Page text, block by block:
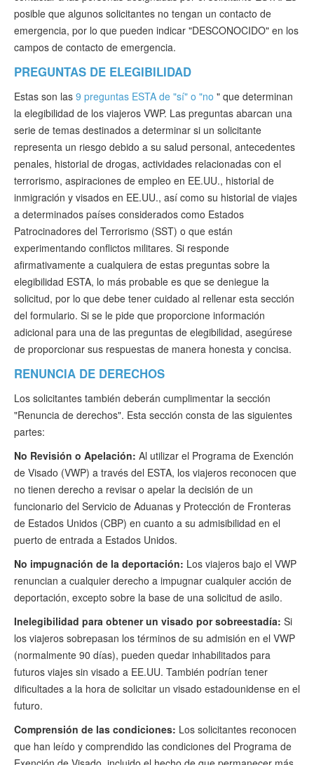
posible que algunos solicitantes no tengan un contacto de
emergencia, por lo que pueden indicar "DESCONOCIDO" en los
campos de contacto de emergencia.
PREGUNTAS DE ELEGIBILIDAD
Estas son las 9 preguntas ESTA de "sí" o "no " que determinan
la elegibilidad de los viajeros VWP. Las preguntas abarcan una
serie de temas destinados a determinar si un solicitante
representa un riesgo debido a su salud personal, antecedentes
penales, historial de drogas, actividades relacionadas con el
terrorismo, aspiraciones de empleo en EE.UU., historial de
inmigración y visados en EE.UU., así como su historial de viajes
a determinados países considerados como Estados
Patrocinadores del Terrorismo (SST) o que están
experimentando conflictos militares. Si responde
afirmativamente a cualquiera de estas preguntas sobre la
elegibilidad ESTA, lo más probable es que se deniegue la
solicitud, por lo que debe tener cuidado al rellenar esta sección
del formulario. Si se le pide que proporcione información
adicional para una de las preguntas de elegibilidad, asegúrese
de proporcionar sus respuestas de manera honesta y concisa.
RENUNCIA DE DERECHOS
Los solicitantes también deberán cumplimentar la sección
"Renuncia de derechos". Esta sección consta de las siguientes
partes:
No Revisión o Apelación: Al utilizar el Programa de Exención
de Visado (VWP) a través del ESTA, los viajeros reconocen que
no tienen derecho a revisar o apelar la decisión de un
funcionario del Servicio de Aduanas y Protección de Fronteras
de Estados Unidos (CBP) en cuanto a su admisibilidad en el
puerto de entrada a Estados Unidos.
No impugnación de la deportación: Los viajeros bajo el VWP
renuncian a cualquier derecho a impugnar cualquier acción de
deportación, excepto sobre la base de una solicitud de asilo.
Inelegibilidad para obtener un visado por sobreestadía: Si
los viajeros sobrepasan los términos de su admisión en el VWP
(normalmente 90 días), pueden quedar inhabilitados para
futuros viajes sin visado a EE.UU. También podrían tener
dificultades a la hora de solicitar un visado estadounidense en el
futuro.
Comprensión de las condiciones: Los solicitantes reconocen
que han leído y comprendido las condiciones del Programa de